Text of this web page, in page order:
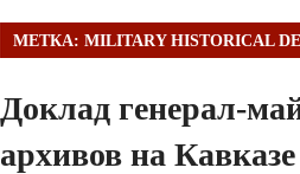
МЕТКА:MILITARY HISTORICAL
Доклад генерал-
архивов на